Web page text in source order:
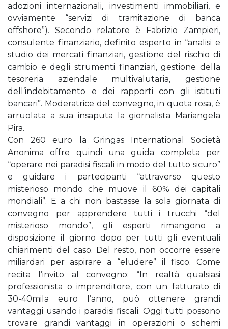
adozioni internazionali, investimenti immobiliari, e
ovviamente “servizi di tramitazione di banca
offshore”). Secondo relatore è Fabrizio Zampieri,
consulente finanziario, definito esperto in “analisi e
studio dei mercati finanziari, gestione del rischio di
cambio e degli strumenti finanziari, gestione della
tesoreria aziendale multivalutaria, gestione
dell’indebitamento e dei rapporti con gli istituti
bancari”. Moderatrice del convegno, in quota rosa, è
arruolata a sua insaputa la giornalista Mariangela
Pira.
Con 260 euro la Gringas International Società
Anonima offre quindi una guida completa per
“operare nei paradisi fiscali in modo del tutto sicuro”
e guidare i partecipanti “attraverso questo
misterioso mondo che muove il 60% dei capitali
mondiali”. E a chi non bastasse la sola giornata di
convegno per apprendere tutti i trucchi “del
misterioso mondo”, gli esperti rimangono a
disposizione il giorno dopo per tutti gli eventuali
chiarimenti del caso. Del resto, non occorre essere
miliardari per aspirare a “eludere” il fisco. Come
recita l’invito al convegno: “In realtà qualsiasi
professionista o imprenditore, con un fatturato di
30-40mila euro l’anno, può ottenere grandi
vantaggi usando i paradisi fiscali. Oggi tutti possono
trovare grandi vantaggi in operazioni o schemi